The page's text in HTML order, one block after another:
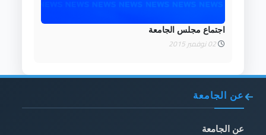
اجتماع مجلس الجامعة
02 نوفمبر 2015
عن الجامعة
عن الجامعة